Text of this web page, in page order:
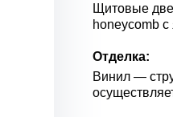
Щитовые
honeycomb
Отделка:
Винил —